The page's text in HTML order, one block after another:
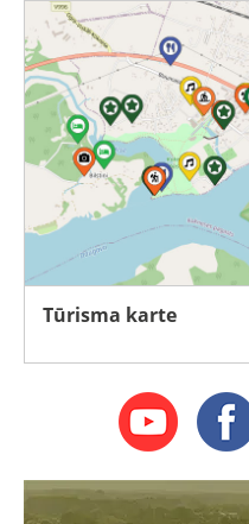
Tūrisma karte